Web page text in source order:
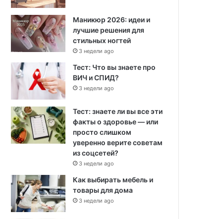
Маникюр 2026: идеи и
лучшие решения для
стильных ногтей
3 недели ago
Тест: Что вы знаете про
ВИЧ и СПИД?
3 недели ago
Тест: знаете ли вы все эти
факты о здоровье — или
просто слишком
уверенно верите советам
из соцсетей?
3 недели ago
Как выбирать мебель и
товары для дома
3 недели ago